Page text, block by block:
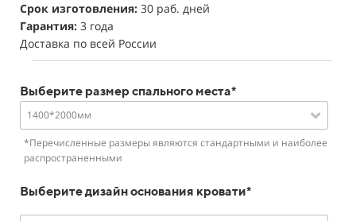
Срок изготовления: 30 раб. дней
Гарантия: 3 года
Доставка по всей России
Выберите размер спального места*
1400*2000мм
*Перечисленные размеры являются стандартными и наиболее
распространенными
Выберите дизайн основания кровати*